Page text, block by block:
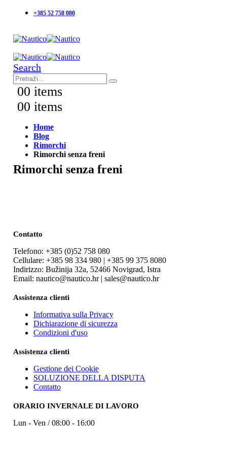
+385 52 758 080
Search
00 items
00 items
Home
Blog
Rimorchi
Rimorchi senza freni
Rimorchi senza freni
Contatto
Telefono: +385 (0)52 758 080
Cellulare: +385 98 334 980 | +385 99 375 8080
Indirizzo: Bužinija 32a, 52466 Novigrad, Istra
Email: nautico@nautico.hr | sales@nautico.hr
Assistenza clienti
Informativa sulla Privacy
Dichiarazione di sicurezza
Condizioni d'uso
Assistenza clienti
Gestione dei Cookie
SOLUZIONE DELLA DISPUTA
Contatto
ORARIO INVERNALE DI LAVORO
Lun - Ven / 08:00 - 16:00